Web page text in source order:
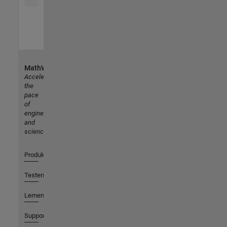
MathWorks
Accelerating
the
pace
of
engineering
and
science
Produkte
Testen oder Kaufen
Lernen
Support